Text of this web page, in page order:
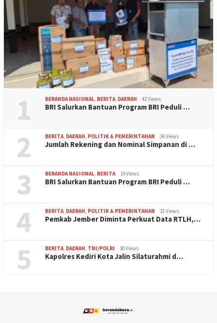
1 BERANDA NASIONAL, BERITA, DAERAH 42 Views
BRI Salurkan Bantuan Program BRI Peduli …
2 BERITA, DAERAH, POLITIK & PEMERINTAHAN 34 Views
Jumlah Rekening dan Nominal Simpanan di …
3 BERANDA NASIONAL, BERITA 33 Views
BRI Salurkan Bantuan Program BRI Peduli …
4 BERITA, DAERAH, POLITIK & PEMERINTAHAN 31 Views
Pemkab Jember Diminta Perkuat Data RTLH,…
5 BERITA, DAERAH, TNI/POLRI 30 Views
Kapolres Kediri Kota Jalin Silaturahmi d…